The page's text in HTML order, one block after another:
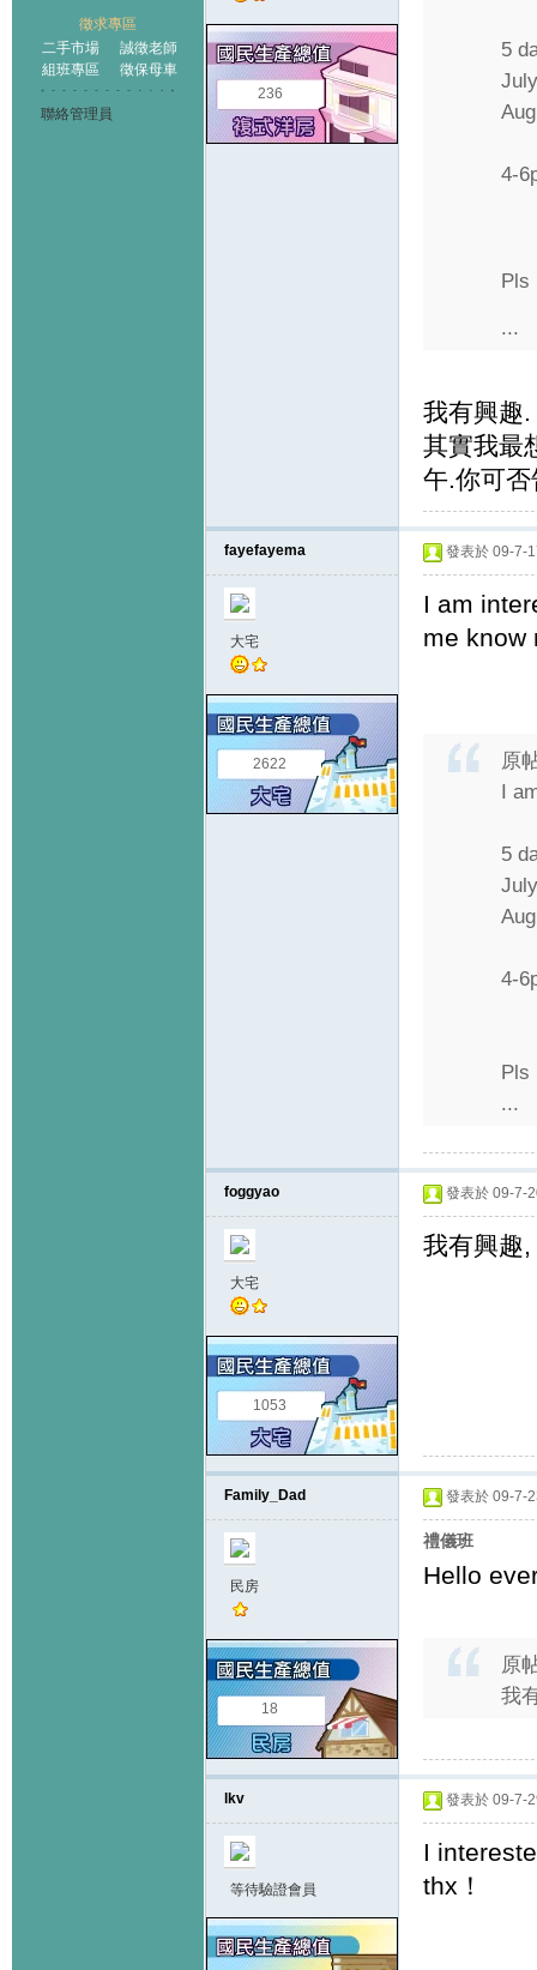
徵求專區
二手市場
誠徵老師
組班專區
徵保母車
聯絡管理員
236
5
4-
...
我有興趣
其實我最
午.你可
fayefayema
大宅
2622
發表於 09-7-
I am
me know
原
I
5
4-
Pls
...
foggyao
大宅
1053
發表於 09-7-
我有興趣
Family_Dad
民房
18
發表於 09-7-
禮儀班
Hello
原
我
lkv
等待驗證會員
發表於 09-7-
I
thx！